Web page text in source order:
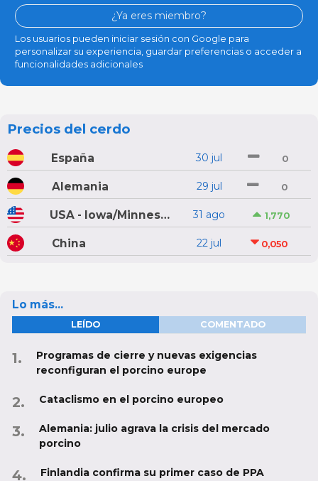
¿Ya eres miembro?
Los usuarios pueden iniciar sesión con Google para
personalizar su experiencia, guardar preferencias o acceder a
funcionalidades adicionales
Precios del cerdo
España 30 jul 0
Alemania 29 jul 0
USA - Iowa/Minnesota 31 ago 1,770
China 22 jul 0,050
Lo más...
LEÍDO COMENTADO
Programas de cierre y nuevas exigencias
reconfiguran el porcino europe
Cataclismo en el porcino europeo
Alemania: julio agrava la crisis del mercado
porcino
Finlandia confirma su primer caso de PPA